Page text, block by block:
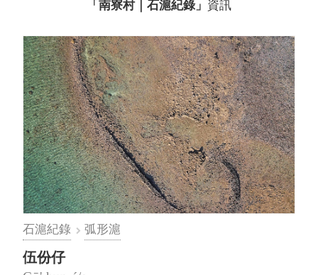
「南寮村｜石滬紀錄」 資訊
石滬紀錄 弧形滬
伍份仔